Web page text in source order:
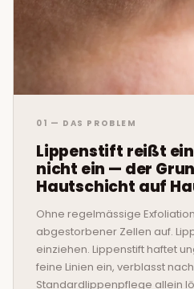
01 — DAS PROBLEM
Lippenstift reißt
nicht ein — der
Hautschicht auf
Ohne regelmässige
abgestorbener Zellen auf.
einziehen. Lippenstift haftet
feine Linien ein, verblasst
Standardlippenpflege allein